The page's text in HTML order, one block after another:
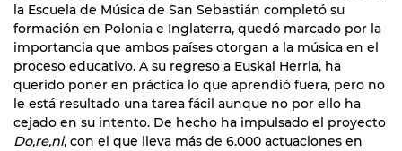
la Escuela de Música de San Sebastián completó su
formación en Polonia e Inglaterra, quedó marcado por la
importancia que ambos países otorgan a la música en el
proceso educativo. A su regreso a Euskal Herria, ha
querido poner en práctica lo que aprendió fuera, pero no
le está resultado una tarea fácil aunque no por ello ha
cejado en su intento. De hecho ha impulsado el proyecto
Do,re,ni, con el que lleva más de 6.000 actuaciones en